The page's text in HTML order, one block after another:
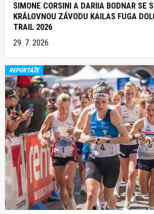
SIMONE CORSINI A DARIIA BODNAR SE
KRÁLOVNOU ZÁVODU KAILAS FUGA
TRAIL 2026
29. 7. 2026
REPORTÁŽE